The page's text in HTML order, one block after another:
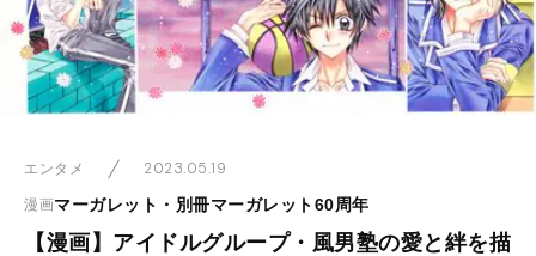
エンタメ 2023.05.19
漫画マーガレット・別冊マーガレット60周年
【漫画】アイドルグループ・風男塾の愛と絆を描